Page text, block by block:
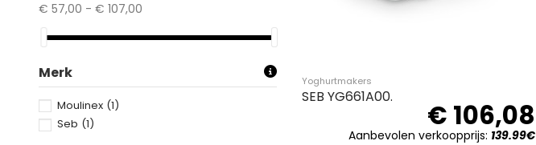
Yoghurtmakers
SEB YG661A00.
€ 106,08
Aanbevolen verkoopprijs: 139.99€
€ 57,00 - € 107,00
Merk
Moulinex (1)
Seb (1)